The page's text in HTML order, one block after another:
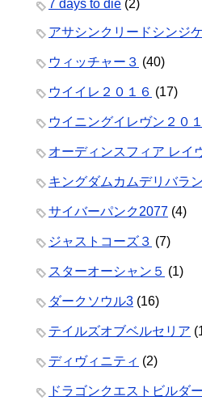
7 days to die (2)
アサシンクリードシンジ
ウィッチャー３ (40)
ウイイレ２０１６ (17)
ウイニングイレヴン２０
オーディンスフィア レイ
キングダムカムデリバラ
サイバーパンク2077 (4)
ジャストコーズ３ (7)
スターオーシャン５ (1)
ダークソウル3 (16)
テイルズオブベルセリア
ディヴィニティ (2)
ドラゴンクエストビルダ